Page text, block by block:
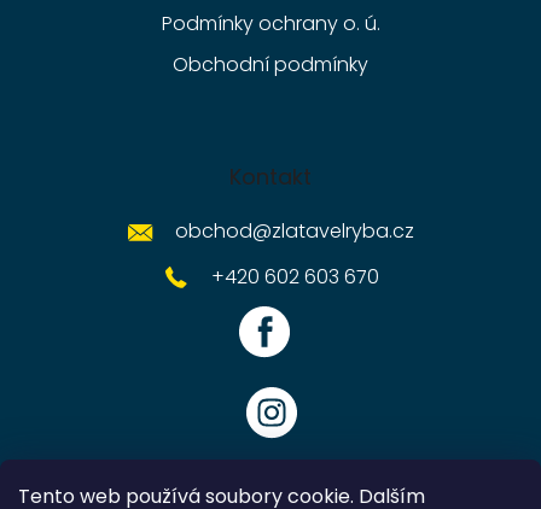
Tento web používá soubory cookie. Dalším
Podmínky ochrany o. ú.
Obchodní podmínky
Kontakt
obchod@zlatavelryba.cz
+420 602 603 670